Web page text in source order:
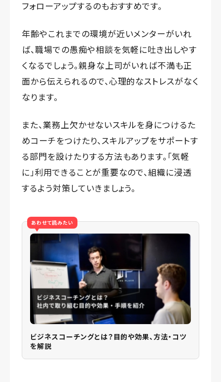
フォローアップするのもおすすめです。
年齢やこれまでの環境が近いメンターがいれ
ば、職場での愚痴や相談を気軽に吐き出しやす
くなるでしょう。親身な上司がいれば不満も正
面から伝えられるので、心理的なストレスがなく
なります。
また、業務上欠かせないスキルを身につけるた
めコーチをつけたり、スキルアップをサポートす
る部門を設けたりする方法もあります。「気軽
に」利用できることが重要なので、組織に浸透
するよう対策していきましょう。
あわせて読みたい
ビジネスコーチングとは？目的や効果、方法・コツ
を解説